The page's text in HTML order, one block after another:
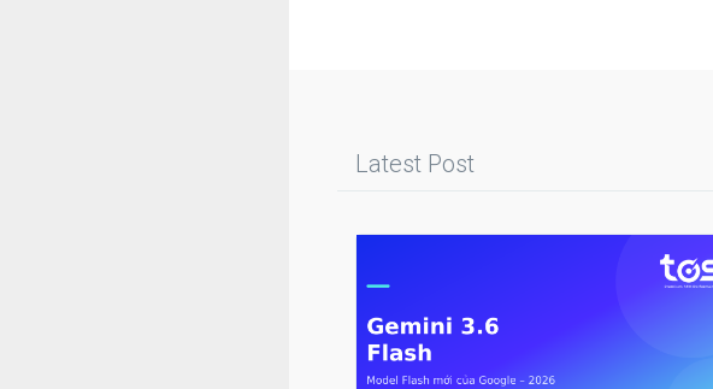
Latest Post